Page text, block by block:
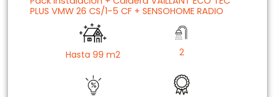
PLUS VMW 26 CS/1-5 CF + SENSOHOME RADIO
Hasta 99 m2 2